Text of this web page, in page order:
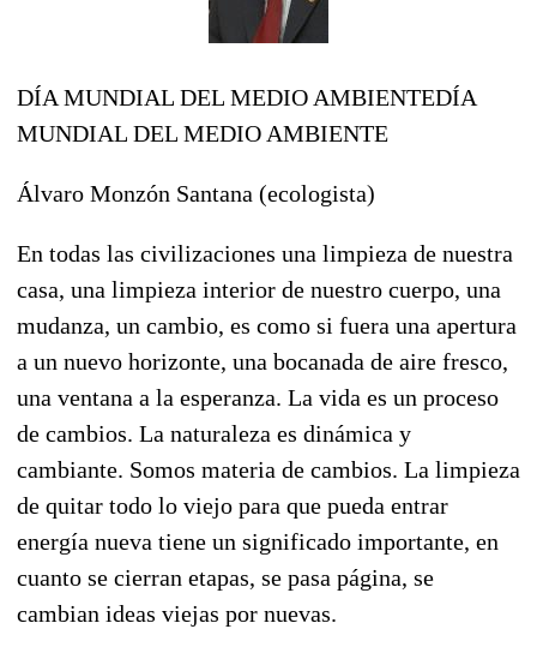
DÍA MUNDIAL DEL MEDIO AMBIENTEDÍA
MUNDIAL DEL MEDIO AMBIENTE
Álvaro Monzón Santana (ecologista)
En todas las civilizaciones una limpieza de nuestra
casa, una limpieza interior de nuestro cuerpo, una
mudanza, un cambio, es como si fuera una apertura
a un nuevo horizonte, una bocanada de aire fresco,
una ventana a la esperanza. La vida es un proceso
de cambios. La naturaleza es dinámica y
cambiante. Somos materia de cambios. La limpieza
de quitar todo lo viejo para que pueda entrar
energía nueva tiene un significado importante, en
cuanto se cierran etapas, se pasa página, se
cambian ideas viejas por nuevas.